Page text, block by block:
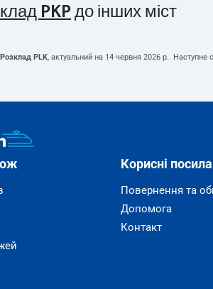
PKP до інших міст
Розклад PLK, актуальний на 14 червня 2026 р.. Наступне
Корисні
Повернення та
Допомога
Контакт